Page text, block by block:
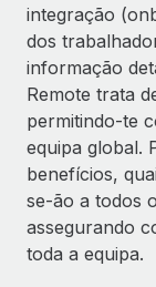
integração
dos
informação
Remote trata
permitindo-te
equipa global.
benefícios,
se-ão a todos
assegurando
toda a equipa.